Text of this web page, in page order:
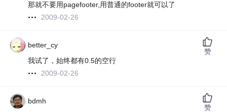
那就不要用pagefooter,用普通的footer就可以了
2009-02-26
better_cy
我试了，始终都有0.5的空行
2009-02-26
赞
bdmh
赞